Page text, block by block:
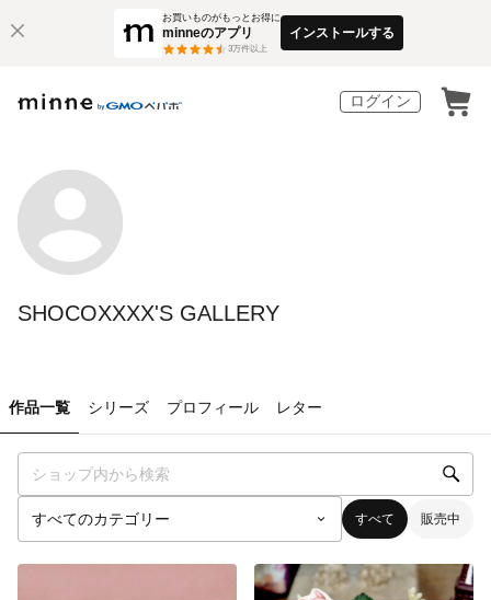
お買いものがもっとお得に
minneのアプリ
3万件以上
インストールする
ログイン
SHOCOXXXX'S GALLERY
作品一覧 シリーズ プロフィール レター
すべて 販売中